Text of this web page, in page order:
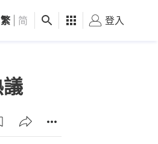
觀點 健康 好食玩飛
繁 简 登入